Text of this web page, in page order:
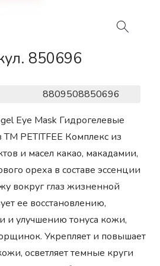
850696
8809508850696
Eye Mask Гидрогелевые
ТМ PETITFEE Комплекс из
и масел какао, макадамии,
ореха в составе эссенции
вокруг глаз жизненной
ее восстановлению,
и улучшению тонуса кожи,
Укрепляет и повышает
осветляет темные круги